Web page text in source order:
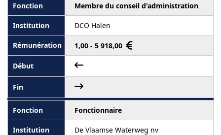
Membre du conseil d'administration
DCO Halen
1,00 - 5 918,00
Fonctionnaire
De Vlaamse Waterweg nv